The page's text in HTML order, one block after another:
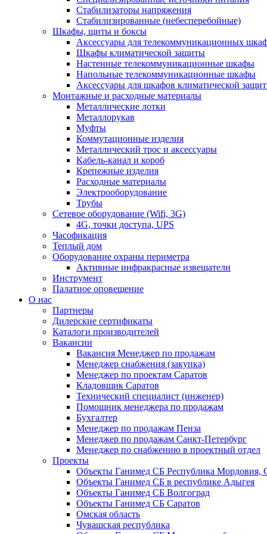
Стабилизаторы напряжения
Стабилизированные (небесперебойные)
Шкафы, щиты и боксы
Аксессуары для телекоммуникационных
Шкафы климатической защиты
Настенные телекоммуникационные шкафы
Напольные телекоммуникационные шкафы
Аксессуары для шкафов климатической
Монтажные и расходные материалы
Металлические лотки
Металлорукав
Муфты
Коммутационные изделия
Металлический трос и аксессуары
Кабель-канал и короб
Крепежные изделия
Расходные материалы
Электрооборудование
Трубы
Сетевое оборудование (Wifi, 3G)
4G, точки доступа, UPS
Часофикация
Теплый дом
Оборудование охраны периметра
Активные инфракрасные извещатели
Инструмент
Палатное оповещение
О нас
Партнеры
Дилерские сертификаты
Каталоги производителей
Вакансии
Вакансия Менеджер по продажам
Менеджер снабжения (закупка)
Менеджер по проектам Саратов
Кладовщик Саратов
Технический специалист (инженер)
Помощник менеджера по продажам
Бухгалтер
Менеджер по продажам Пенза
Менеджер по продажам Санкт-Петербург
Менеджер по снабжению в проектный отдел
Проекты
Объекты Ганимед СБ Республика Мордовия,
Объекты Ганимед СБ в республике Адыгея
Объекты Ганимед СБ Волгоград
Объекты Ганимед СБ Саратов
Омская область
Чувашская республика